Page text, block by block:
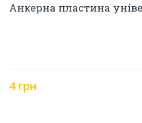
Анкерна пластина
4 грн